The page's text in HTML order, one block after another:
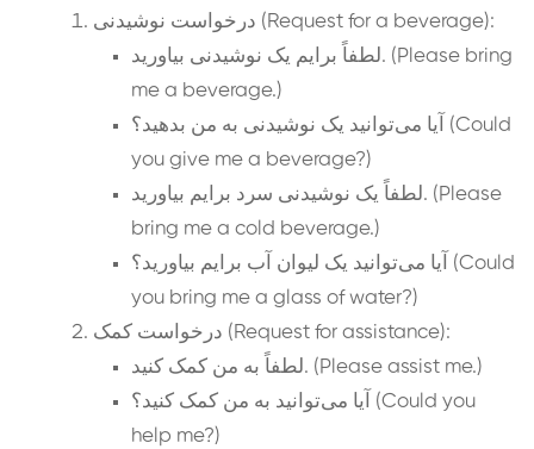
درخواست نوشیدنی (Request for a beverage):
لطفاً برایم یک نوشیدنی بیاورید. (Please bring
me a beverage.)
آیا می‌توانید یک نوشیدنی به من بدهید؟ (Could
you give me a beverage?)
لطفاً یک نوشیدنی سرد برایم بیاورید. (Please
bring me a cold beverage.)
آیا می‌توانید یک لیوان آب برایم بیاورید؟ (Could
you bring me a glass of water?)
درخواست کمک (Request for assistance):
لطفاً به من کمک کنید. (Please assist me.)
آیا می‌توانید به من کمک کنید؟ (Could you
help me?)